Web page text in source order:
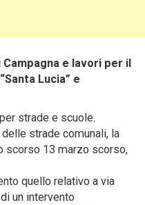
e lavori per il
Lucia” e
strade e scuole.
strade comunali, la
scorso 13 marzo scorso,
quello relativo a via
un intervento